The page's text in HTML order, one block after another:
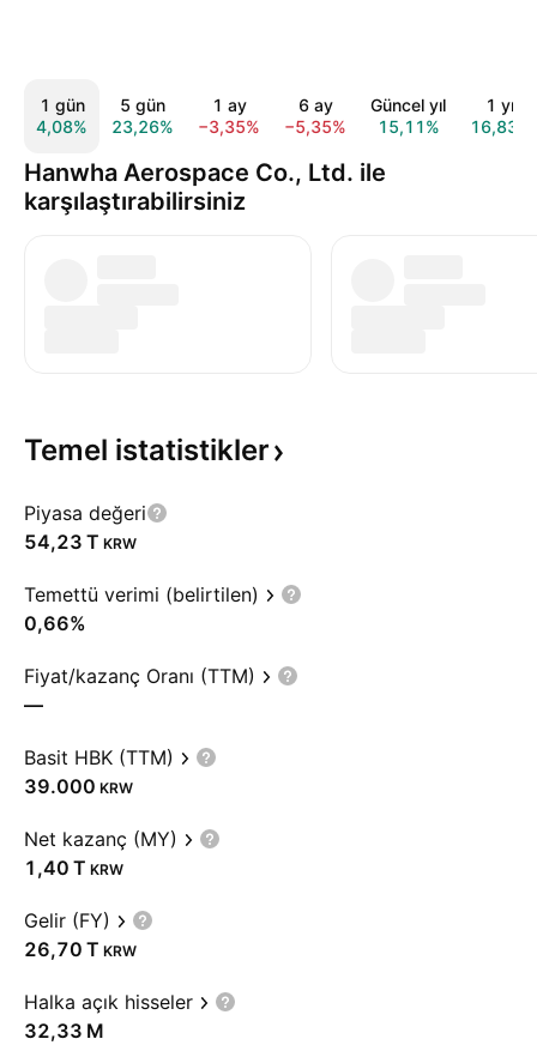
1 gün
4,08%
5 gün
23,26%
1 ay
−3,35%
6 ay
−5,35%
Güncel yıl
15,11%
1 yıl
16,83%
Hanwha Aerospace Co., Ltd. ile
karşılaştırabilirsiniz
Temel istatistikler
Piyasa değeri
‪54,23 T‬ KRW
Temettü verimi (belirtilen)
0,66%
Fiyat/kazanç Oranı (TTM)
—
Basit HBK (TTM)
39.000 KRW
Net kazanç (MY)
‪1,40 T‬ KRW
Gelir (FY)
‪26,70 T‬ KRW
Halka açık hisseler
‪32,33 M‬